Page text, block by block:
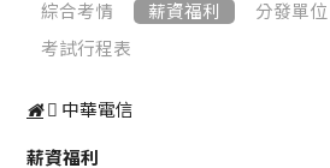
綜合考情 薪資福利 分發單位
考試行程表
中華電信
薪資福利